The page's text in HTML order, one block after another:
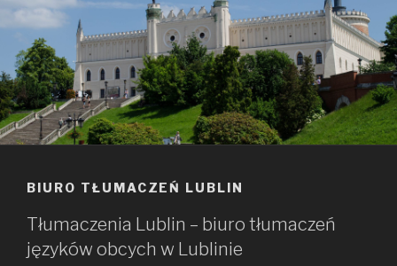
BIURO TŁUMACZEŃ LUBLIN
Tłumaczenia Lublin – biuro tłumaczeń
języków obcych w Lublinie